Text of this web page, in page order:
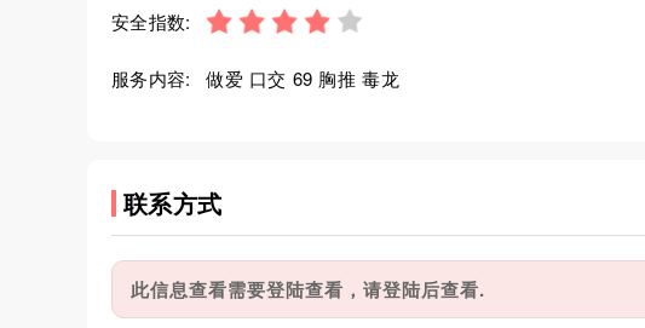
安全指数:
服务内容: 做爱 口交 69 胸推 毒龙
联系方式
此信息查看需要登陆查看，请登陆后查看.